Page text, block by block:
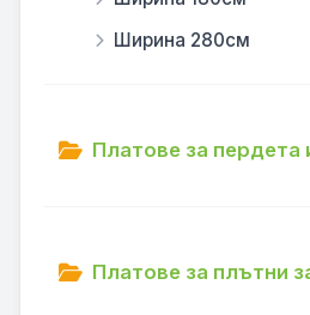
Ширина 280см
Платове за пердета
Платове за плътни